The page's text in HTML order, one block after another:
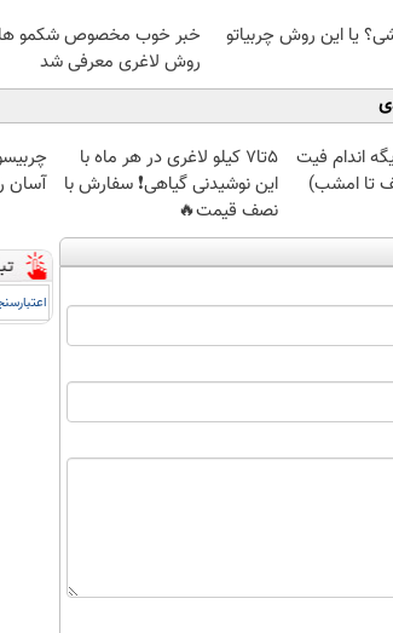
یا این روش چربیاتو
خبر خوب مخصوص شکمو
روش لاغری معرفی شد
اندام فیت
تا امشب)
5تا7 کیلو لاغری در هر ماه با
این نوشیدنی گیاهی❗ سفارش با
نصف قیمت🔥
آسان